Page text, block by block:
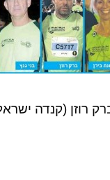
רוזן (קנדה